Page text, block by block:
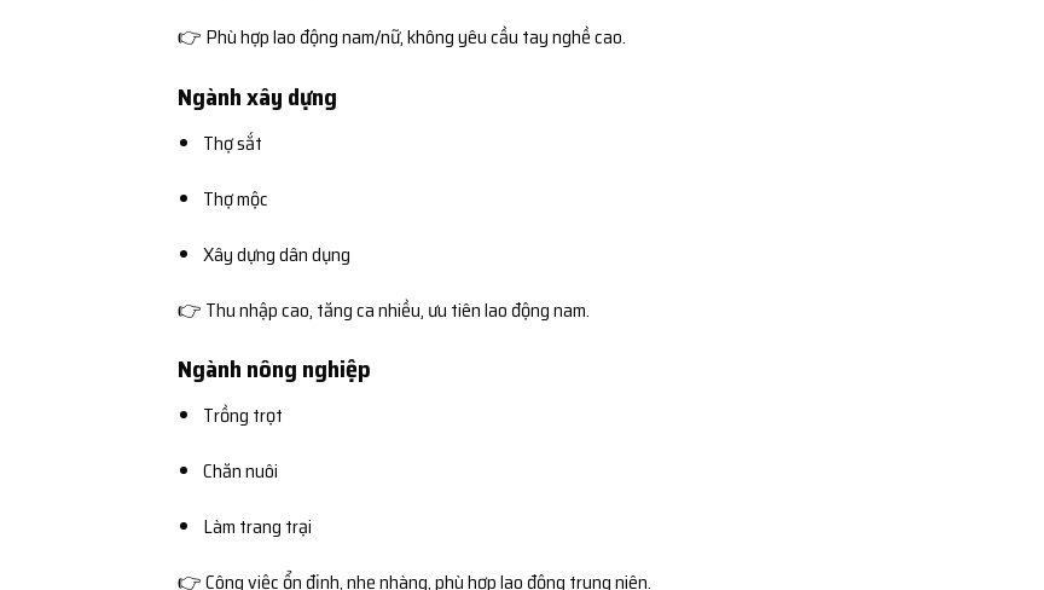
👉 Phù hợp lao động nam/nữ, không yêu cầu tay nghề cao.
Ngành xây dựng
Thợ sắt
Thợ mộc
Xây dựng dân dụng
👉 Thu nhập cao, tăng ca nhiều, ưu tiên lao động nam.
Ngành nông nghiệp
Trồng trọt
Chăn nuôi
Làm trang trại
👉 Công việc ổn định, nhẹ nhàng, phù hợp lao động trung niên.